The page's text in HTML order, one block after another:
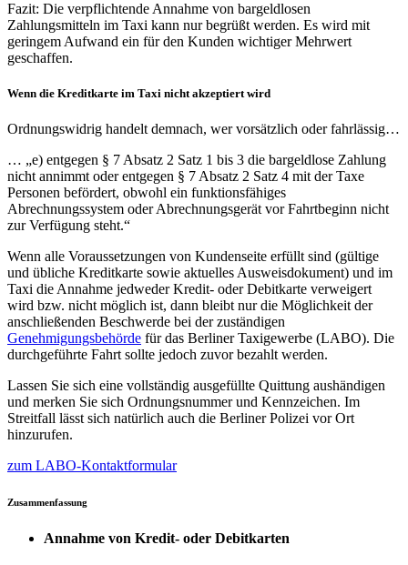
Fazit: Die verpflichtende Annahme von bargeldlosen
Zahlungsmitteln im Taxi kann nur begrüßt werden. Es wird mit
geringem Aufwand ein für den Kunden wichtiger Mehrwert
geschaffen.
Wenn die Kreditkarte im Taxi nicht akzeptiert wird
Ordnungswidrig handelt demnach, wer vorsätzlich oder fahrlässig…
… „e) entgegen § 7 Absatz 2 Satz 1 bis 3 die bargeldlose Zahlung
nicht annimmt oder entgegen § 7 Absatz 2 Satz 4 mit der Taxe
Personen befördert, obwohl ein funktionsfähiges
Abrechnungssystem oder Abrechnungsgerät vor Fahrtbeginn nicht
zur Verfügung steht.“
Wenn alle Voraussetzungen von Kundenseite erfüllt sind (gültige
und übliche Kreditkarte sowie aktuelles Ausweisdokument) und im
Taxi die Annahme jedweder Kredit- oder Debitkarte verweigert
wird bzw. nicht möglich ist, dann bleibt nur die Möglichkeit der
anschließenden Beschwerde bei der zuständigen
Genehmigungsbehörde für das Berliner Taxigewerbe (LABO). Die
durchgeführte Fahrt sollte jedoch zuvor bezahlt werden.
Lassen Sie sich eine vollständig ausgefüllte Quittung aushändigen
und merken Sie sich Ordnungsnummer und Kennzeichen. Im
Streitfall lässt sich natürlich auch die Berliner Polizei vor Ort
hinzurufen.
zum LABO-Kontaktformular
Zusammenfassung
Annahme von Kredit- oder Debitkarten